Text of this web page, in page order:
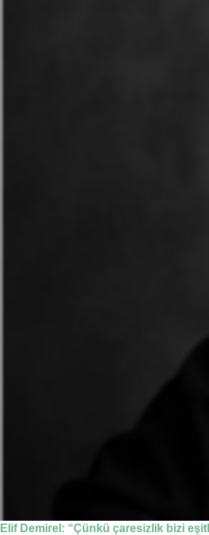
Elif Demirel: “Çünkü çaresizlik bizi